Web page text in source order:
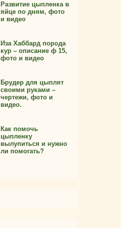
Развитие цыпленка в
яйце по дням, фото
и видео
Иза Хаббард порода
кур – описание ф 15,
фото и видео
Брудер для цыплят
своими руками –
чертежи, фото и
видео.
Как помочь
цыпленку
вылупиться и нужно
ли помогать?